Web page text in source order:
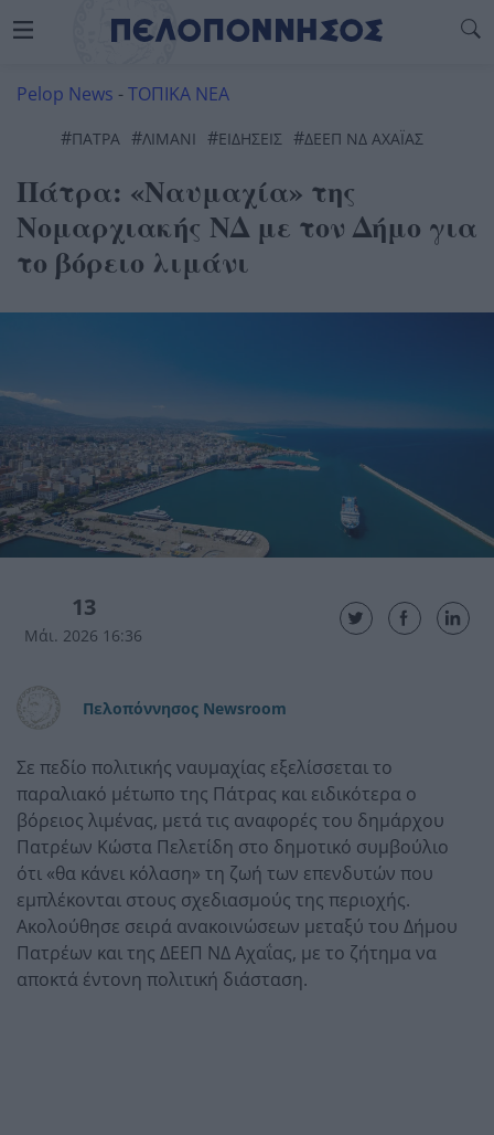
Pelop News -ΤΟΠΙΚΑ ΝΕΑ
#ΠΆΤΡΑ #ΛΙΜΆΝΙ #ΕΙΔΗΣΕΙΣ #ΔΕΕΠ ΝΔ ΑΧΑΪΑΣ
Πάτρα: «Ναυμαχία» της
Νομαρχιακής ΝΔ με τον Δήμο για
το βόρειο λιμάνι
13
Μάι. 2026 16:36
Πελοπόννησος Newsroom
Σε πεδίο πολιτικής ναυμαχίας εξελίσσεται το
παραλιακό μέτωπο της Πάτρας και ειδικότερα ο
βόρειος λιμένας, μετά τις αναφορές του δημάρχου
Πατρέων Κώστα Πελετίδη στο δημοτικό συμβούλιο
ότι «θα κάνει κόλαση» τη ζωή των επενδυτών που
εμπλέκονται στους σχεδιασμούς της περιοχής.
Ακολούθησε σειρά ανακοινώσεων μεταξύ του Δήμου
Πατρέων και της ΔΕΕΠ ΝΔ Αχαΐας, με το ζήτημα να
αποκτά έντονη πολιτική διάσταση.